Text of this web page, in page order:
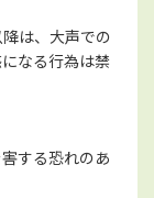
は、大声での
なる行為は禁
する恐れのあ